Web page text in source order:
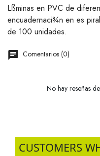
Lßminas en PVC de
encuadernaci¾n en es
de 100 unidades.
Comentarios (0)
No hay reseñas
CUSTOMERS